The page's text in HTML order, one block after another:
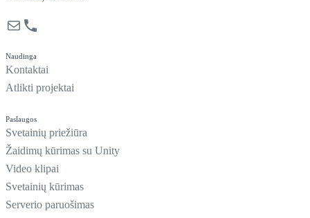
MailPhone
Naudinga
Kontaktai
Atlikti projektai
Paslaugos
Svetainių priežiūra
Žaidimų kūrimas su Unity
Video klipai
Svetainių kūrimas
Serverio paruošimas